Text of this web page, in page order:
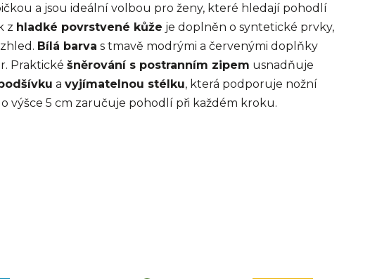
a jsou ideální volbou pro ženy, které hledají pohodlí
z hladké povrstvené kůže je doplněn o syntetické prvky,
Bílá barva s tmavě modrými a červenými doplňky
Praktické šněrování s postranním zipem usnadňuje
a vyjímatelnou stélku, která podporuje nožní
výšce 5 cm zaručuje pohodlí při každém kroku.